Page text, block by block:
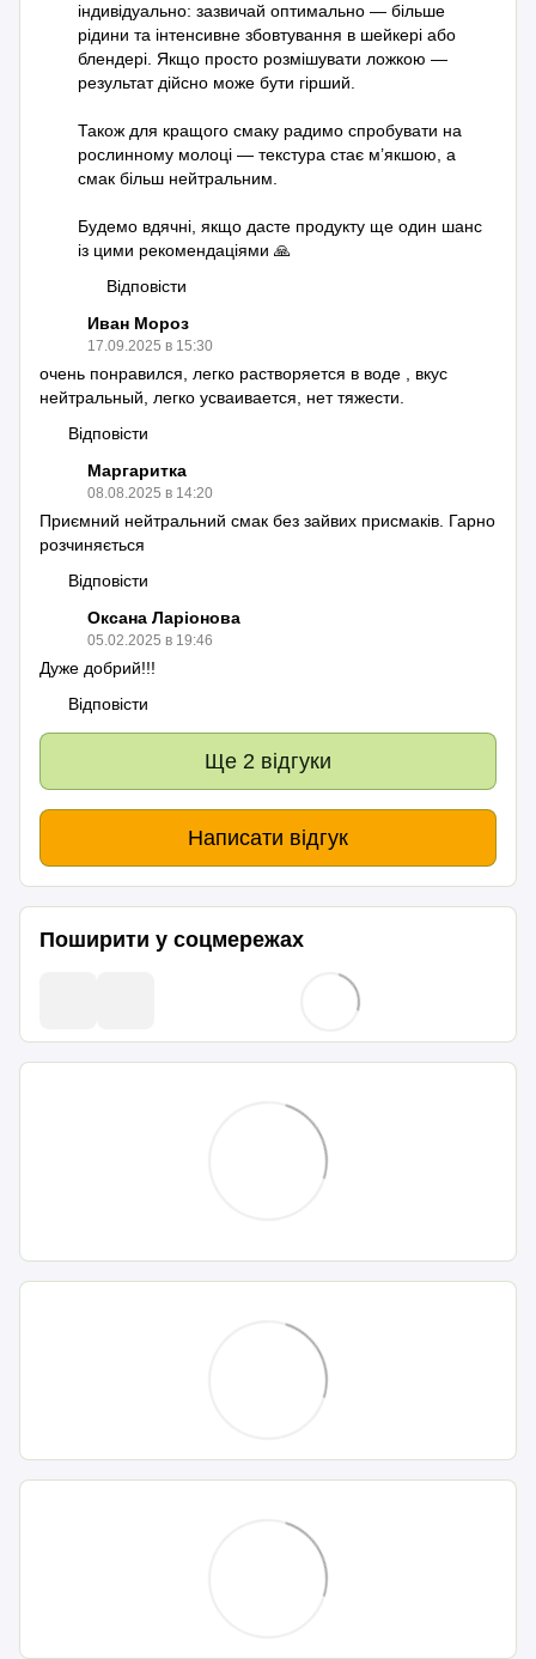
індивідуально: зазвичай оптимально — більше
рідини та інтенсивне збовтування в шейкері або
блендері. Якщо просто розмішувати ложкою —
результат дійсно може бути гірший.
Також для кращого смаку радимо спробувати на
рослинному молоці — текстура стає м’якшою, а
смак більш нейтральним.
Будемо вдячні, якщо дасте продукту ще один шанс
із цими рекомендаціями 🙏
Відповісти
Иван Мороз
17.09.2025 в 15:30
очень понравился, легко растворяется в воде , вкус
нейтральный, легко усваивается, нет тяжести.
Відповісти
Маргаритка
08.08.2025 в 14:20
Приємний нейтральний смак без зайвих присмаків. Гарно
розчиняється
Відповісти
Оксана Ларіонова
05.02.2025 в 19:46
Дуже добрий!!!
Відповісти
Ще 2 відгуки
Написати відгук
Поширити у соцмережах